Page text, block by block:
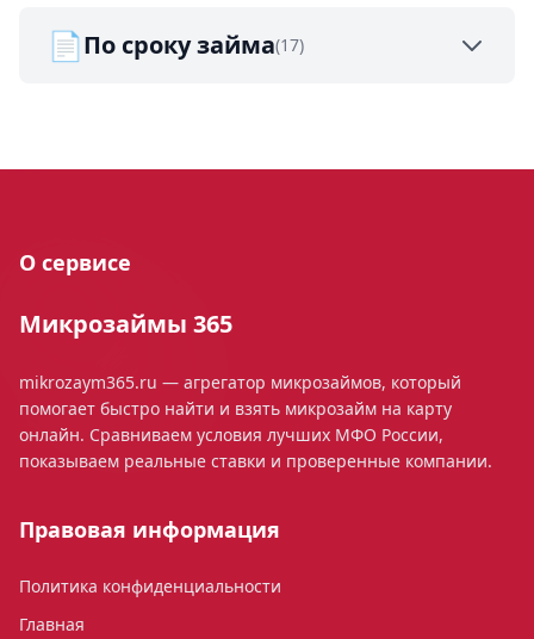
📄По сроку займа(17)
О сервисе
Микрозаймы 365
mikrozaym365.ru — агрегатор микрозаймов, который
помогает быстро найти и взять микрозайм на карту
онлайн. Сравниваем условия лучших МФО России,
показываем реальные ставки и проверенные компании.
Правовая информация
Политика конфиденциальности
Главная